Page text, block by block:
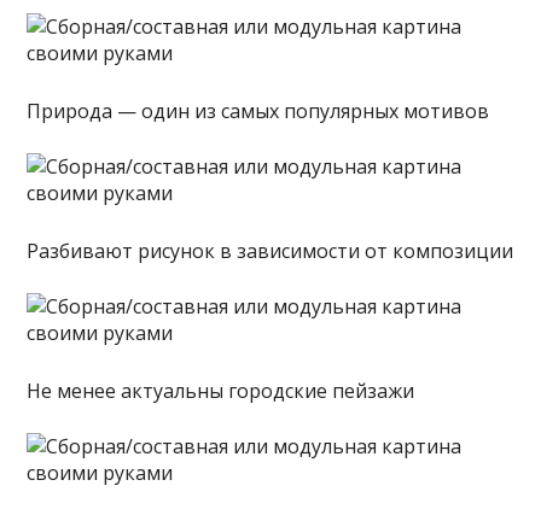
Природа — один из самых популярных мотивов
Разбивают рисунок в зависимости от композиции
Не менее актуальны городские пейзажи